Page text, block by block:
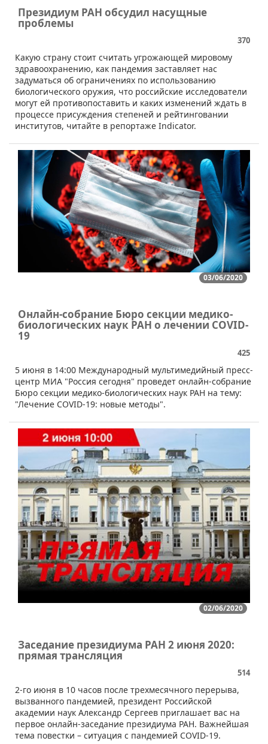
Президиум РАН обсудил насущные
проблемы
370
​​Какую страну стоит считать угрожающей мировому
здравоохранению, как пандемия заставляет нас
задуматься об ограничениях по использованию
биологического оружия, что российские исследователи
могут ей противопоставить и каких изменений ждать в
процессе присуждения степеней и рейтинговании
институтов, читайте в репортаже Indicator.
03/06/2020
Онлайн-собрание Бюро секции медико-
биологических наук РАН о лечении COVID-
19
425
​​5 июня в 14:00 Международный мультимедийный пресс-
центр МИА "Россия сегодня" проведет онлайн-собрание
Бюро секции медико-биологических наук РАН на тему:
"Лечение COVID-19: новые методы".
02/06/2020
Заседание президиума РАН 2 июня 2020:
прямая трансляция
514
2-го июня в 10 часов после трехмесячного перерыва,
вызванного пандемией, президент Российской
академии наук Александр Сергеев приглашает вас на
первое онлайн-заседание президиума РАН. Важнейшая
тема повестки – ситуация с пандемией COVID-19.